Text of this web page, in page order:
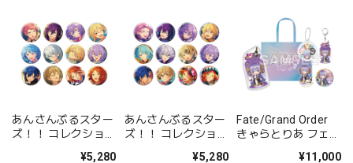
あんさんぶるスター
ズ！！ コレクション
¥5,280
あんさんぶるスター
ズ！！ コレクション
¥5,280
Fate/Grand Order
きゃらとりあ フェス
¥11,000